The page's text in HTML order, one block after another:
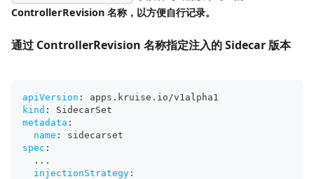
ControllerRevision 名称，以方便自行记录。
通过 ControllerRevision 名称指定注入的 Sidecar 版本
apiVersion :
apps.kruise.io/v1alpha1
kind :
SidecarSet
metadata :
name :
sidecarset
spec :
...
injectionStrategy :